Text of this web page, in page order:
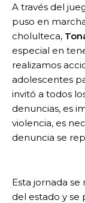
A través del
puso en
cholulteca,
especial en
realizamos
adolescentes
invitó a todos
denuncias, es
violencia, es
denuncia se
Esta jornada
del estado y se